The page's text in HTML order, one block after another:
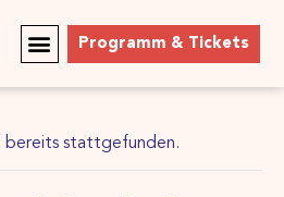
Programm & Tickets
bereits stattgefunden.